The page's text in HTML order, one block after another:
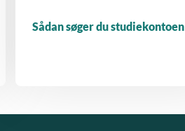
Sådan søger du studiekontoen